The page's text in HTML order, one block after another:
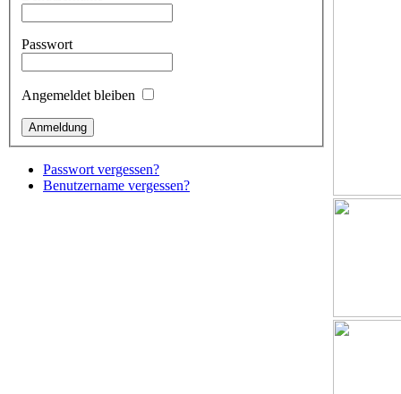
Passwort
Angemeldet bleiben
Passwort vergessen?
Benutzername vergessen?